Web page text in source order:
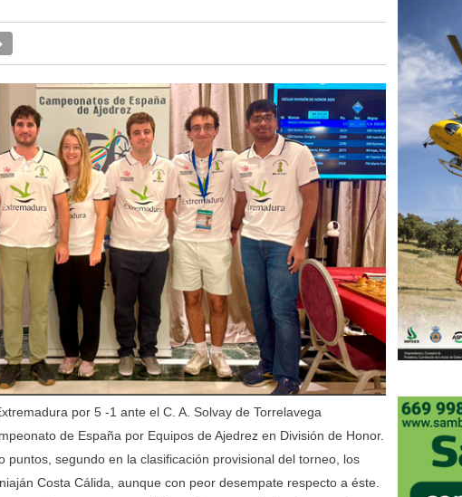
por 5 -1 ante el C. A. Solvay de Torrelavega
de España por Equipos de Ajedrez en División de Honor.
puntos, segundo en la clasificación provisional del torneo, los
Costa Cálida, aunque con peor desempate respecto a éste.